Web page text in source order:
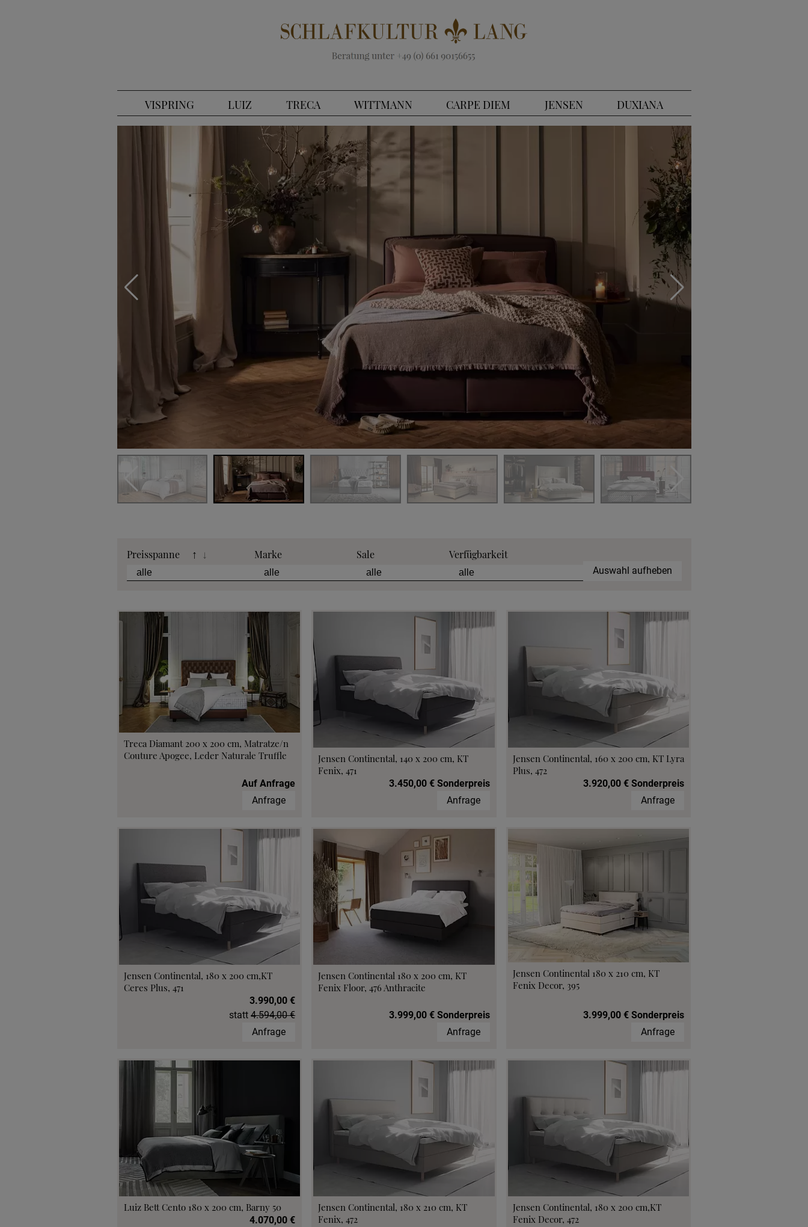
VISPRING LUIZ TRECA WITTMANN CARPE DIEM JENSEN DUXIANA
Preisspanne ↑ ↓ Marke Sale Verfügbarkeit
Auswahl aufheben
Treca Diamant 200 x 200 cm, Matratze/n
Couture Apogee, Leder Naturale Truffle
Auf Anfrage
Anfrage
Jensen Continental, 140 x 200 cm, KT
Fenix, 471
3.450,00 € Sonderpreis
Anfrage
Jensen Continental, 160 x 200 cm, KT Lyra
Plus, 472
3.920,00 € Sonderpreis
Anfrage
Jensen Continental, 180 x 200 cm,KT
Ceres Plus, 471
3.990,00 €
statt4.594,00 €
Anfrage
Jensen Continental 180 x 200 cm, KT
Fenix Floor, 476 Anthracite
3.999,00 € Sonderpreis
Anfrage
Jensen Continental 180 x 210 cm, KT
Fenix Decor, 395
3.999,00 € Sonderpreis
Anfrage
Luiz Bett Cento 180 x 200 cm, Barny 50
4.070,00 €
Jensen Continental, 180 x 210 cm, KT
Fenix, 472
Jensen Continental, 180 x 200 cm,KT
Fenix Decor, 472